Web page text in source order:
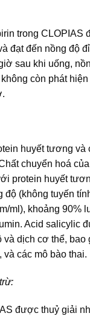
trong CLOPIAS
đạt đến nồng độ
sau khi uống,
còn phát
huyết tương và
chuyển hoá
protein huyết
độ (không tuyến
ml), khoảng 90%
Acid salicylic
và dịch cơ thể, bao
các mô bào thai.
được thuỷ giải